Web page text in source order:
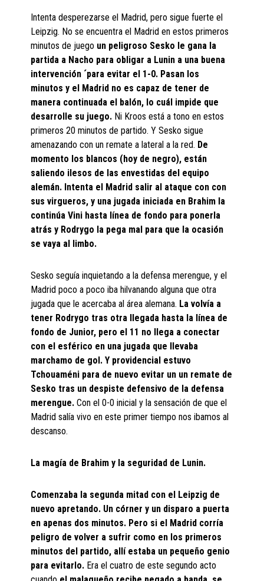
Intenta desperezarse el Madrid, pero sigue fuerte el
Leipzig. No se encuentra el Madrid en estos primeros
minutos de juego un peligroso Sesko le gana la
partida a Nacho para obligar a Lunin a una buena
intervención ´para evitar el 1-0. Pasan los
minutos y el Madrid no es capaz de tener de
manera continuada el balón, lo cuál impide que
desarrolle su juego. Ni Kroos está a tono en estos
primeros 20 minutos de partido. Y Sesko sigue
amenazando con un remate a lateral a la red. De
momento los blancos (hoy de negro), están
saliendo ilesos de las envestidas del equipo
alemán. Intenta el Madrid salir al ataque con con
sus virgueros, y una jugada iniciada en Brahim la
continúa Vini hasta línea de fondo para ponerla
atrás y Rodrygo la pega mal para que la ocasión
se vaya al limbo.
Sesko seguía inquietando a la defensa merengue, y el
Madrid poco a poco iba hilvanando alguna que otra
jugada que le acercaba al área alemana. La volvía a
tener Rodrygo tras otra llegada hasta la línea de
fondo de Junior, pero el 11 no llega a conectar
con el esférico en una jugada que llevaba
marchamo de gol. Y providencial estuvo
Tchouaméni para de nuevo evitar un un remate de
Sesko tras un despiste defensivo de la defensa
merengue. Con el 0-0 inicial y la sensación de que el
Madrid salía vivo en este primer tiempo nos ibamos al
descanso.
La magía de Brahim y la seguridad de Lunin.
Comenzaba la segunda mitad con el Leipzig de
nuevo apretando. Un córner y un disparo a puerta
en apenas dos minutos. Pero si el Madrid corría
peligro de volver a sufrir como en los primeros
minutos del partido, allí estaba un pequeño genio
para evitarlo. Era el cuatro de este segundo acto